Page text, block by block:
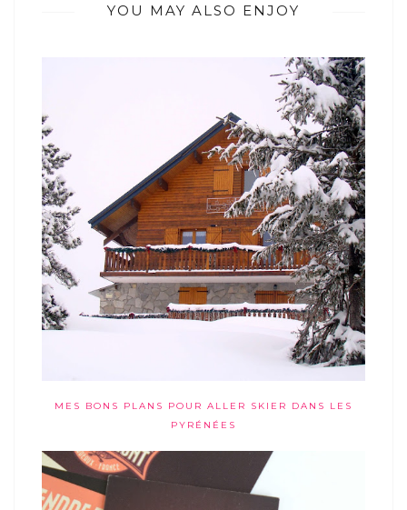
YOU MAY ALSO ENJOY
MES BONS PLANS POUR ALLER SKIER DANS LES
PYRÉNÉES